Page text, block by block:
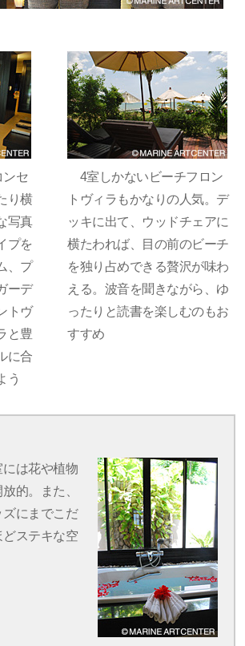
セ
り横
写真
プを
、プ
ーデ
トヴ
と豊
に合
う
4室しかないビーチフロン
トヴィラもかなりの人気。デ
ッキに出て、ウッドチェアに
横たわれば、目の前のビーチ
を独り占めできる贅沢が味わ
える。波音を聞きながら、ゆ
ったりと読書を楽しむのもお
すすめ
は花や植物
的。また、
にまでこだ
ステキな空